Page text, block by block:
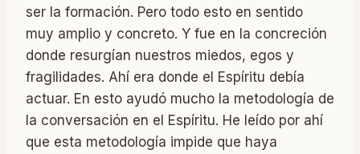
ser la formación. Pero todo esto en sentido
muy amplio y concreto. Y fue en la concreción
donde resurgían nuestros miedos, egos y
fragilidades. Ahí era donde el Espíritu debía
actuar. En esto ayudó mucho la metodología de
la conversación en el Espíritu. He leído por ahí
que esta metodología impide que haya